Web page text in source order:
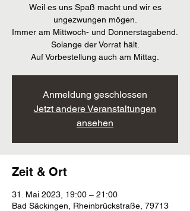
Weil es uns Spaß macht und wir es
ungezwungen mögen.
Immer am Mittwoch- und Donnerstagabend.
Solange der Vorrat hält.
Auf Vorbestellung auch am Mittag.
Anmeldung geschlossen
Jetzt andere Veranstaltungen
ansehen
Zeit & Ort
31. Mai 2023, 19:00 – 21:00
Bad Säckingen, Rheinbrückstraße, 79713